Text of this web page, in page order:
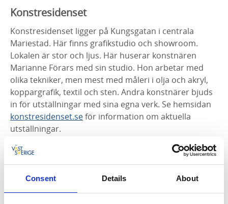
Consent Details About
Konstresidenset
Konstresidenset ligger på Kungsgatan i centrala
Mariestad. Här finns grafikstudio och showroom.
Lokalen är stor och ljus. Här huserar konstnären
Marianne Förars med sin studio. Hon arbetar med
olika tekniker, men mest med måleri i olja och akryl,
koppargrafik, textil och sten. Andra konstnärer bjuds
in för utställningar med sina egna verk. Se hemsidan
konstresidenset.seför information om aktuella
utställningar.
Kontakt
Telefon: 070-887 56 61
E-post:marianneforars@gmail.com